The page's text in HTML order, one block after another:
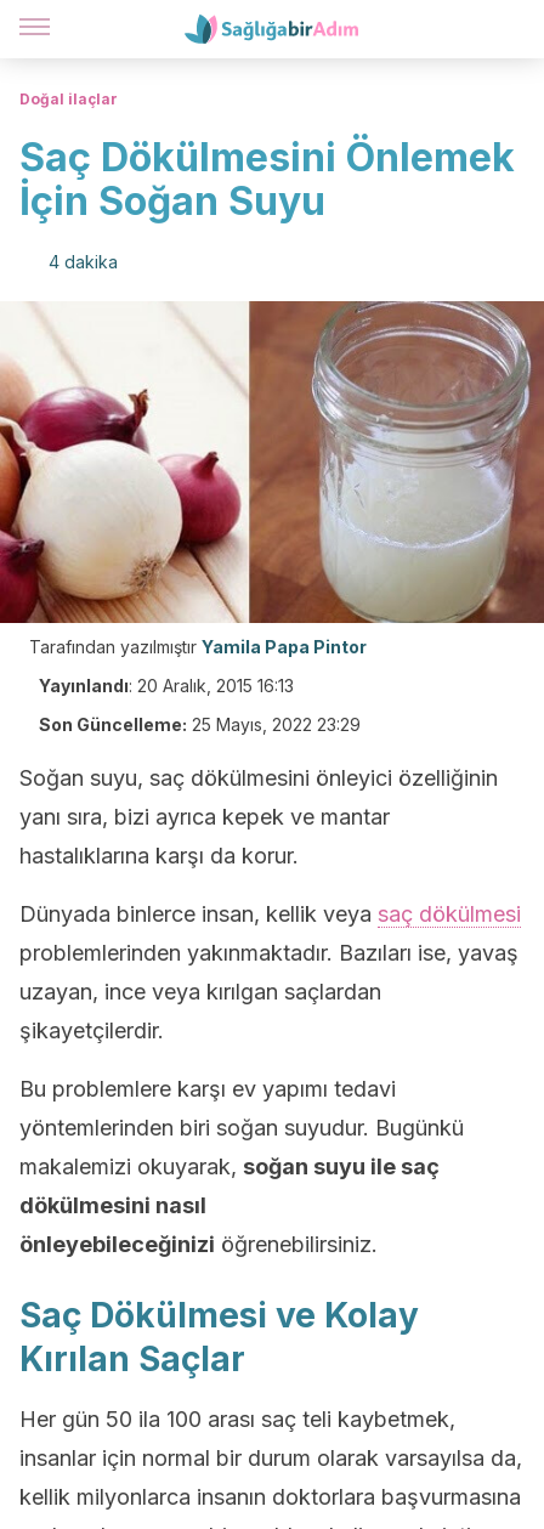
Doğal ilaçlar
Saç Dökülmesini Önlemek
İçin Soğan Suyu
4 dakika
Tarafından yazılmıştır Yamila Papa Pintor
Yayınlandı: 20 Aralık, 2015 16:13
Son Güncelleme: 25 Mayıs, 2022 23:29
Soğan suyu, saç dökülmesini önleyici özelliğinin
yanı sıra, bizi ayrıca kepek ve mantar
hastalıklarına karşı da korur.
Dünyada binlerce insan, kellik veya saç dökülmesi
problemlerinden yakınmaktadır. Bazıları ise, yavaş
uzayan, ince veya kırılgan saçlardan
şikayetçilerdir.
Bu problemlere karşı ev yapımı tedavi
yöntemlerinden biri soğan suyudur. Bugünkü
makalemizi okuyarak, soğan suyu ile saç
dökülmesini nasıl
önleyebileceğinizi öğrenebilirsiniz.
Saç Dökülmesi ve Kolay
Kırılan Saçlar
Her gün 50 ila 100 arası saç teli kaybetmek,
insanlar için normal bir durum olarak varsayılsa da,
kellik milyonlarca insanın doktorlara başvurmasına